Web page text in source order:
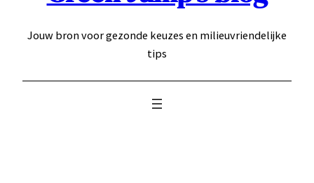
Jouw bron voor gezonde keuzes en milieuvriendelijke
tips